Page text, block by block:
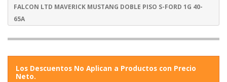
FALCON LTD MAVERICK MUSTANG DOBLE PISO S-FORD 1G 40-
65A
Los Descuentos No Aplican a Productos con Precio
Neto.